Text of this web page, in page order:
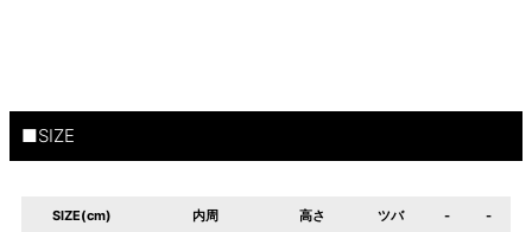
■SIZE
SIZE(cm) 内周 高さ ツバ - -